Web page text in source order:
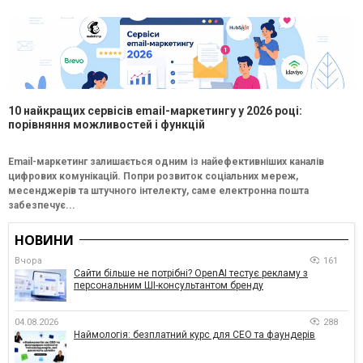
10 найкращих сервісів email-маркетингу у 2026 році:
порівняння можливостей і функцій
Email-маркетинг залишається одним із найефективніших каналів
цифрових комунікацій. Попри розвиток соціальних мереж,
месенджерів та штучного інтелекту, саме електронна пошта
забезпечує...
НОВИНИ
Вчора 161
Сайти більше не потрібні? OpenAI тестує рекламу з
персональним ШІ-консультантом бренду
04.08.2026 288
Наймологія: безплатний курс для CEO та фаундерів